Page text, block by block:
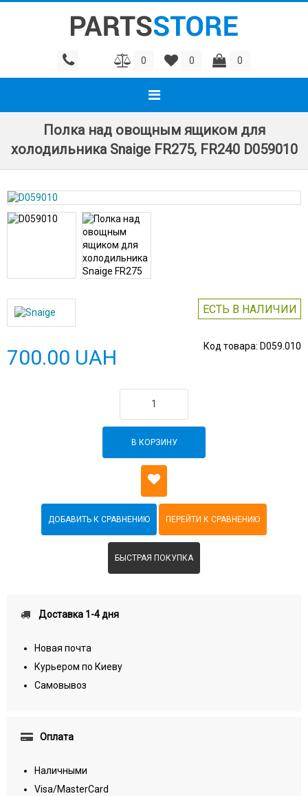
0 0 0
Полка над овощным ящиком для
холодильника Snaige FR275, FR240 D059010
ЕСТЬ В НАЛИЧИИ
Код товара: D059.010
700.00 UAH
В КОРЗИНУ
БЫСТРАЯ ПОКУПКА
Доставка 1-4 дня
Новая почта
Курьером по Киеву
Самовывоз
Оплата
Наличными
Visa/MasterCard